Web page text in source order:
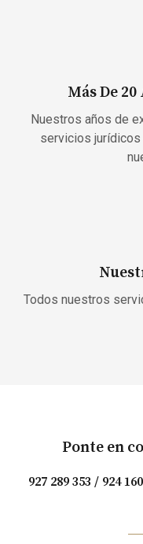
Más De
Nuestros años de
servicios jurídicos
Todos nuestros
Ponte en
927 289 353 / 924